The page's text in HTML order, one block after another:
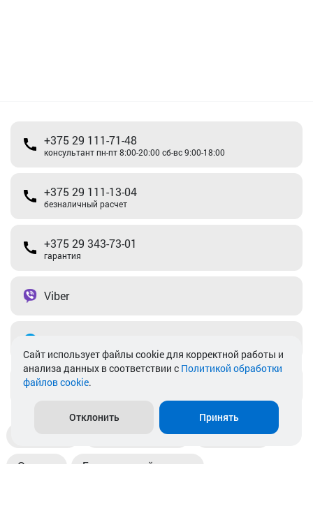
+375 29 111-71-48
консультант пн-пт 8:00-20:00 сб-вс 9:00-18:00
+375 29 111-13-04
безналичный расчет
+375 29 343-73-01
гарантия
Viber
info@akkamulik.by
Пункты выдачи Магазины
Оплата Безналичный расчет
Cайт использует файлы cookie для корректной работы и
анализа данных в соответствии с Политикой обработки
файлов cookie.
Отклонить Принять